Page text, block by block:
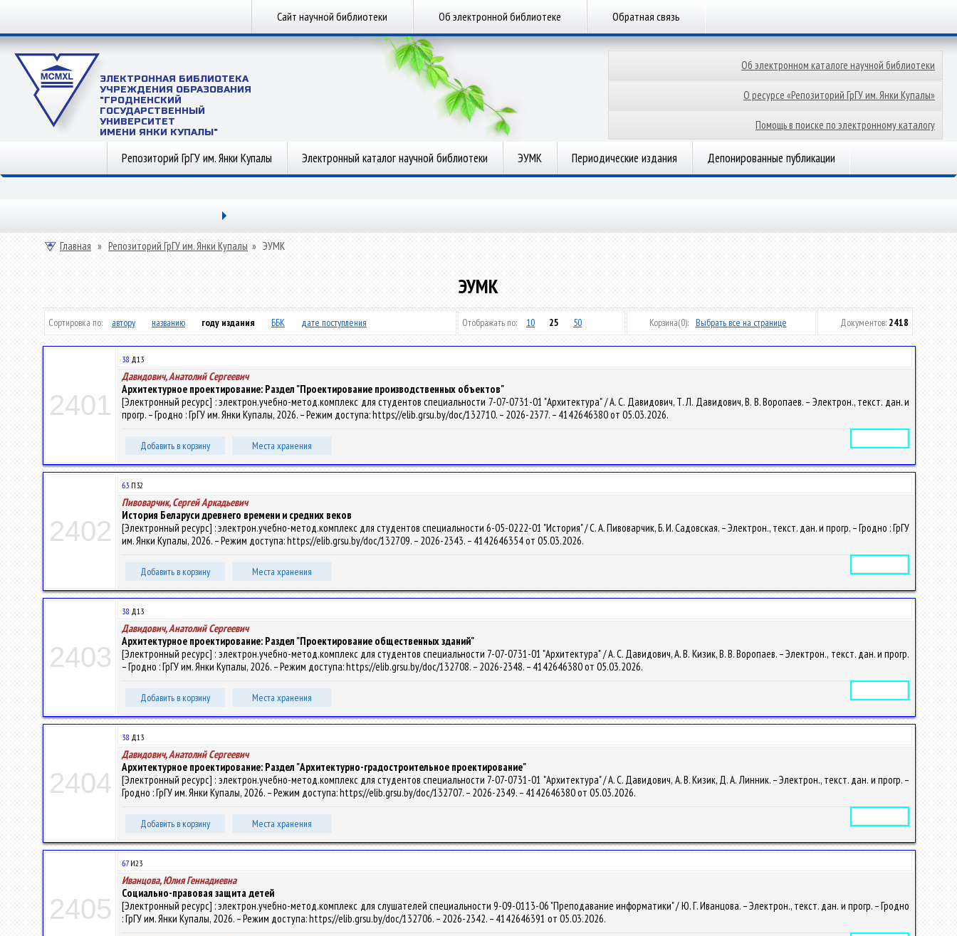
Сайт научной библиотеки Об электронной библиотеке Обратная связь
ЭЛЕКТРОННАЯ БИБЛИОТЕКА
УЧРЕЖДЕНИЯ ОБРАЗОВАНИЯ
"ГРОДНЕНСКИЙ
ГОСУДАРСТВЕННЫЙ
УНИВЕРСИТЕТ
ИМЕНИ ЯНКИ КУПАЛЫ"
Об электронном каталоге научной библиотеки
О ресурсе «Репозиторий ГрГУ им. Янки Купалы»
Помощь в поиске по электронному каталогу
Репозиторий ГрГУ им. Янки Купалы Электронный каталог научной библиотеки ЭУМК Периодические издания Депонированные публикации
Главная » Репозиторий ГрГУ им. Янки Купалы » ЭУМК
ЭУМК
Сортировка по: автору названию году издания ББК дате поступления Отображать по: 10 25 50 Корзина(0): Выбрать все на странице Документов: 2418
2401
38 Д13
Давидович, Анатолий Сергеевич
Архитектурное проектирование: Раздел "Проектирование производственных объектов"
[Электронный ресурс] : электрон.учебно-метод.комплекс для студентов специальности 7-07-0731-01 "Архитектура" / А. С. Давидович, Т. Л. Давидович, В. В. Воропаев. – Электрон., текст. дан. и
прогр. – Гродно : ГрГУ им. Янки Купалы, 2026. – Режим доступа: https://elib.grsu.by/doc/132710. – 2026-2377. – 4142646380 от 05.03.2026.
Добавить в корзину Места хранения
2402
63 П32
Пивоварчик, Сергей Аркадьевич
История Беларуси древнего времени и средних веков
[Электронный ресурс] : электрон.учебно-метод.комплекс для студентов специальности 6-05-0222-01 "История" / С. А. Пивоварчик, Б. И. Садовская. – Электрон., текст. дан. и прогр. – Гродно : ГрГУ
им. Янки Купалы, 2026. – Режим доступа: https://elib.grsu.by/doc/132709. – 2026-2343. – 4142646354 от 05.03.2026.
Добавить в корзину Места хранения
2403
38 Д13
Давидович, Анатолий Сергеевич
Архитектурное проектирование: Раздел "Проектирование общественных зданий"
[Электронный ресурс] : электрон.учебно-метод.комплекс для студентов специальности 7-07-0731-01 "Архитектура" / А. С. Давидович, А. В. Кизик, В. В. Воропаев. – Электрон., текст. дан. и прогр.
– Гродно : ГрГУ им. Янки Купалы, 2026. – Режим доступа: https://elib.grsu.by/doc/132708. – 2026-2348. – 4142646380 от 05.03.2026.
Добавить в корзину Места хранения
2404
38 Д13
Давидович, Анатолий Сергеевич
Архитектурное проектирование: Раздел "Архитектурно-градостроительное проектирование"
[Электронный ресурс] : электрон.учебно-метод.комплекс для студентов специальности 7-07-0731-01 "Архитектура" / А. С. Давидович, А. В. Кизик, Д. А. Линник. – Электрон., текст. дан. и прогр. –
Гродно : ГрГУ им. Янки Купалы, 2026. – Режим доступа: https://elib.grsu.by/doc/132707. – 2026-2349. – 4142646380 от 05.03.2026.
Добавить в корзину Места хранения
2405
67И23
Иванцова, Юлия Геннадиевна
Социально-правовая защита детей
[Электронный ресурс] : электрон.учебно-метод.комплекс для слушателей специальности 9-09-0113-06 "Преподавание информатики" / Ю. Г. Иванцова. – Электрон., текст. дан. и прогр. – Гродно
: ГрГУ им. Янки Купалы, 2026. – Режим доступа: https://elib.grsu.by/doc/132706. – 2026-2342. – 4142646391 от 05.03.2026.